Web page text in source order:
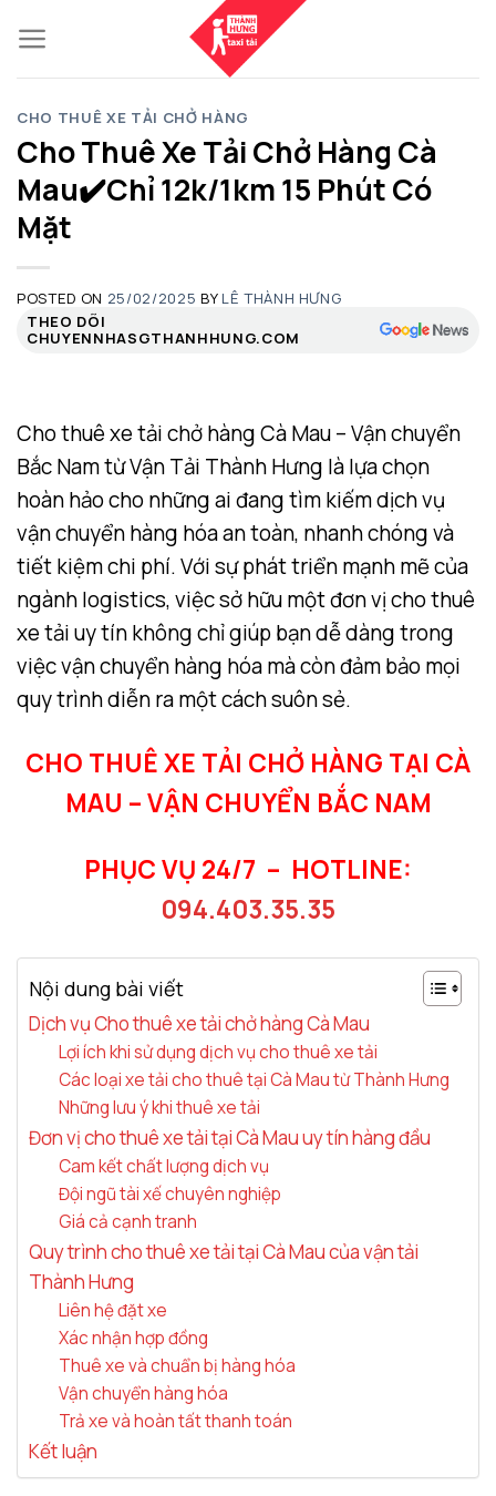
to
content
CHO THUÊ XE TẢI CHỞ HÀNG
Cho Thuê Xe Tải Chở Hàng Cà
Mau✔️Chỉ 12k/1km 15 Phút Có
Mặt
POSTED ON 25/02/2025 BY LÊ THÀNH HƯNG
THEO DÕI
CHUYENNHASGTHANHHUNG.COM
Cho thuê xe tải chở hàng Cà Mau – Vận chuyển
Bắc Nam từ Vận Tải Thành Hưng là lựa chọn
hoàn hảo cho những ai đang tìm kiếm dịch vụ
vận chuyển hàng hóa an toàn, nhanh chóng và
tiết kiệm chi phí. Với sự phát triển mạnh mẽ của
ngành logistics, việc sở hữu một đơn vị cho thuê
xe tải uy tín không chỉ giúp bạn dễ dàng trong
việc vận chuyển hàng hóa mà còn đảm bảo mọi
quy trình diễn ra một cách suôn sẻ.
CHO THUÊ XE TẢI CHỞ HÀNG TẠI CÀ
MAU – VẬN CHUYỂN BẮC NAM
PHỤC VỤ 24/7 – HOTLINE:
094.403.35.35
Nội dung bài viết
Dịch vụ Cho thuê xe tải chở hàng Cà Mau
Lợi ích khi sử dụng dịch vụ cho thuê xe tải
Các loại xe tải cho thuê tại Cà Mau từ Thành Hưng
Những lưu ý khi thuê xe tải
Đơn vị cho thuê xe tải tại Cà Mau uy tín hàng đầu
Cam kết chất lượng dịch vụ
Đội ngũ tài xế chuyên nghiệp
Giá cả cạnh tranh
Quy trình cho thuê xe tải tại Cà Mau của vận tải
Thành Hưng
Liên hệ đặt xe
Xác nhận hợp đồng
Thuê xe và chuẩn bị hàng hóa
Vận chuyển hàng hóa
Trả xe và hoàn tất thanh toán
Kết luận